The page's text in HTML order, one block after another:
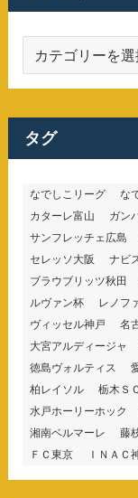
ゴ
リ
ー
タグ
なでしこリーグ な
カターレ富山
ガン
サンフレッチェ広島
セレッソ大阪
ナビ
ブラウブリッツ秋田
ルヴァン杯
レノフ
ヴィッセル神戸
名
大宮アルディージャ
徳島ヴォルティス
柏レイソル
栃木ＳＣ
水戸ホーリーホック
湘南ベルマーレ
藤
ＦＣ東京
ＩＮＡＣ